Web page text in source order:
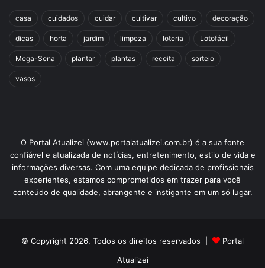
casa cuidados cuidar cultivar cultivo decoração
dicas horta jardim limpeza loteria Lotofácil
Mega-Sena plantar plantas receita sorteio
vasos
O Portal Atualizei (www.portalatualizei.com.br) é a sua fonte
confiável e atualizada de notícias, entretenimento, estilo de vida e
informações diversas. Com uma equipe dedicada de profissionais
experientes, estamos comprometidos em trazer para você
conteúdo de qualidade, abrangente e instigante em um só lugar.
© Copyright 2026, Todos os direitos reservados |
Portal
Atualizei